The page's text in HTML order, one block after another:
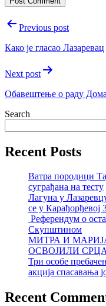
PostPrevious post
Како је гласао Лазаревац
Next post
Обавештење о раду
Search
Recent Posts
Ватра породици
суграђана на тесту
Лагуна у
се у Карађорђевој
Референдум о
Скупштином
МИТРА И
ОСВОЈИЛИ
Три особе
акција спасавања
Recent